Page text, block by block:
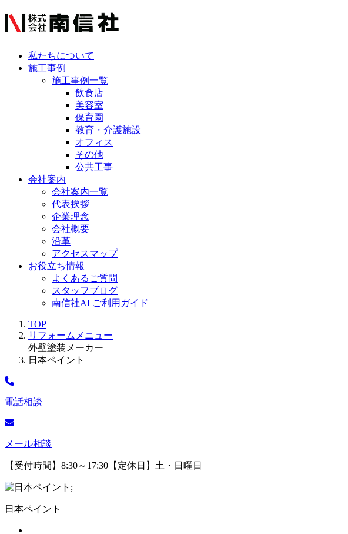
私たちについて
施工事例
施工事例一覧
飲食店
美容室
保育園
教育・介護施設
オフィス
その他
公共工事
会社案内
会社案内一覧
代表挨拶
企業理念
会社概要
沿革
アクセスマップ
お役立ち情報
よくあるご質問
スタッフブログ
南信社AI ご利用ガイド
TOP
リフォームメニュー
外壁塗装 メーカー
日本ペイント
電話相談
メール相談
【受付時間】8:30～17:30【定休日】土・日曜日
;
日本ペイント